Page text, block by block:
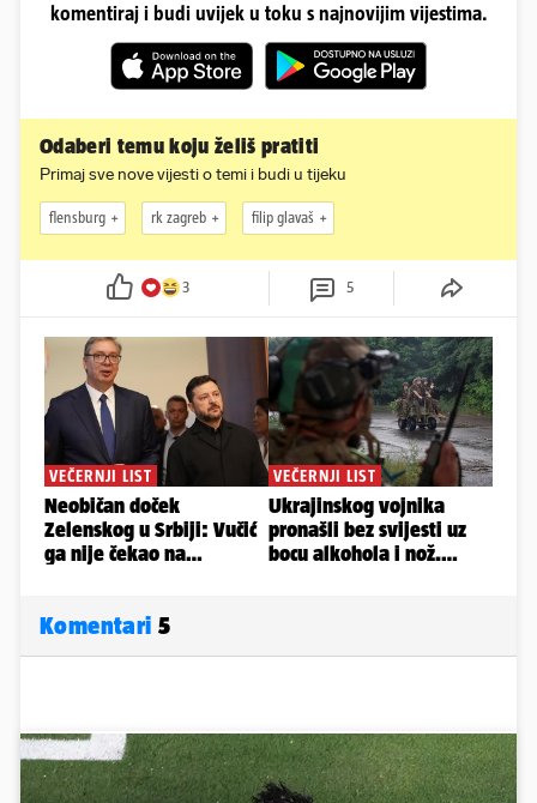
komentiraj i budi uvijek u toku s najnovijim vijestima.
Odaberi temu koju želiš pratiti
Primaj sve nove vijesti o temi i budi u tijeku
flensburg rk zagreb filip glavaš
3 5
Komentari 5